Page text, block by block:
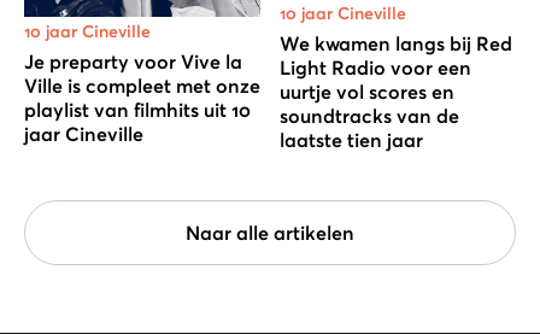
10 jaar Cineville
Je preparty voor Vive la
Ville is compleet met onze
playlist van filmhits uit 10
jaar Cineville
10 jaar Cineville
We kwamen langs bij Red
Light Radio voor een
uurtje vol scores en
soundtracks van de
laatste tien jaar
Naar alle artikelen